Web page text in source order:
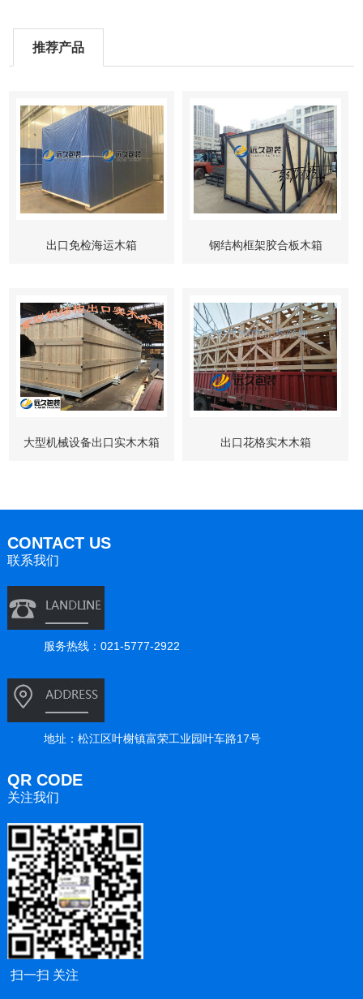
推荐产品
出口免检海运木箱 钢结构框架胶合板木箱
大型机械设备出口实木木箱 出口花格实木木箱
CONTACT US
联系我们
服务热线：021-5777-2922
地址：松江区叶榭镇富荣工业园叶车路17号
QR CODE
关注我们
扫一扫 关注